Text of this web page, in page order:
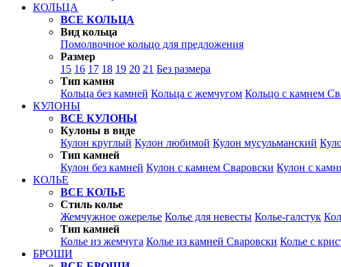
КОЛЬЦА
ВСЕ КОЛЬЦА
Вид кольца
Помолвочное кольцо для предложения
Размер
15 16 17 18 19 20 21 Без размера
Тип камня
Кольца без камней Кольца с жемчугом Кольцо с камнем
КУЛОНЫ
ВСЕ КУЛОНЫ
Кулоны в виде
Кулон круглый Кулон любимой Кулон мусульманский
Тип камней
Кулон без камней Кулон с камнем Сваровски Кулон с
КОЛЬЕ
ВСЕ КОЛЬЕ
Стиль колье
Жемчужное ожерелье Колье для невесты Колье-галстук
Тип камней
Колье из жемчуга Колье из камней Сваровски Колье с
БРОШИ